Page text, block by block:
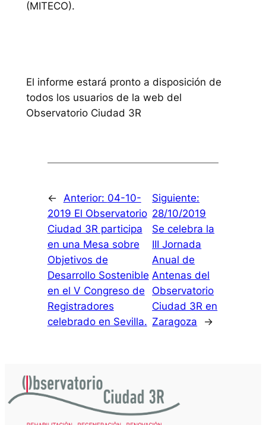
(MITECO).
El informe estará pronto a disposición de
todos los usuarios de la web del
Observatorio Ciudad 3R
← Anterior: 04-10-
2019 El Observatorio
Ciudad 3R participa
en una Mesa sobre
Objetivos de
Desarrollo Sostenible
en el V Congreso de
Registradores
celebrado en Sevilla.
Siguiente:
28/10/2019
Se celebra la
III Jornada
Anual de
Antenas del
Observatorio
Ciudad 3R en
Zaragoza
→